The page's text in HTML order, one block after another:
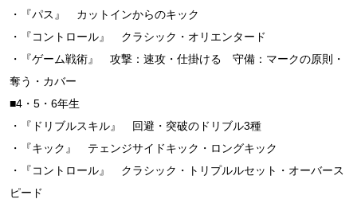
・『パス』 カットインからのキック
・『コントロール』 クラシック・オリエンタード
・『ゲーム戦術』 攻撃：速攻・仕掛ける 守備：マークの原則・
奪う・カバー
■4・5・6年生
・『ドリブルスキル』 回避・突破のドリブル3種
・『キック』 テェンジサイドキック・ロングキック
・『コントロール』 クラシック・トリプルルセット・オーバース
ピード